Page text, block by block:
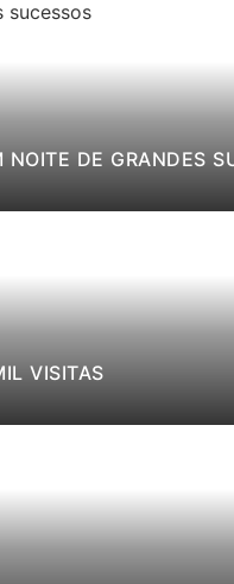
DE GRANDES
VISITAS